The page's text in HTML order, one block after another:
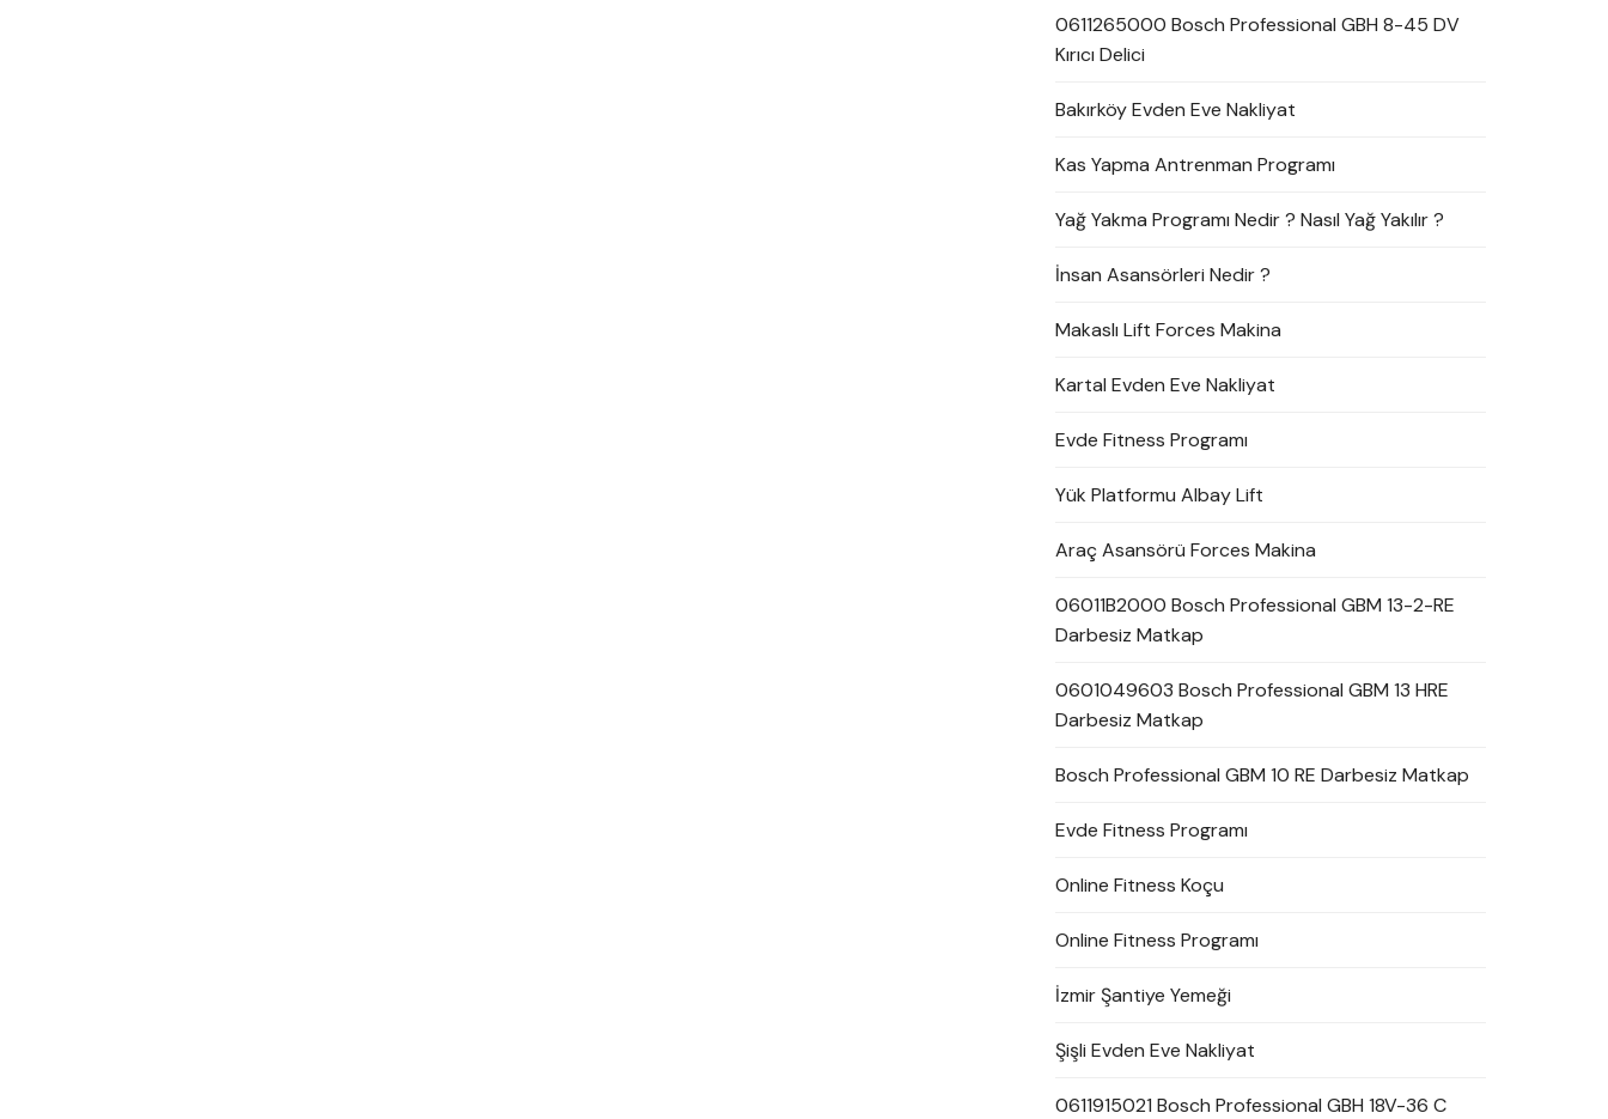
0611265000 Bosch Professional GBH 8-45 DV
Kırıcı Delici
Bakırköy Evden Eve Nakliyat
Kas Yapma Antrenman Programı
Yağ Yakma Programı Nedir ? Nasıl Yağ Yakılır ?
İnsan Asansörleri Nedir ?
Makaslı Lift Forces Makina
Kartal Evden Eve Nakliyat
Evde Fitness Programı
Yük Platformu Albay Lift
Araç Asansörü Forces Makina
06011B2000 Bosch Professional GBM 13-2-RE
Darbesiz Matkap
0601049603 Bosch Professional GBM 13 HRE
Darbesiz Matkap
Bosch Professional GBM 10 RE Darbesiz Matkap
Evde Fitness Programı
Online Fitness Koçu
Online Fitness Programı
İzmir Şantiye Yemeği
Şişli Evden Eve Nakliyat
0611915021 Bosch Professional GBH 18V-36 C